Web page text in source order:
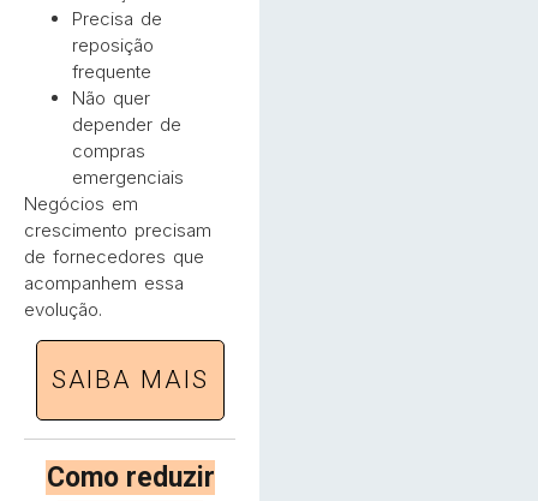
Precisa de
reposição
frequente
Não quer
depender de
compras
emergenciais
Negócios em
crescimento precisam
de fornecedores que
acompanhem essa
evolução.
SAIBA MAIS
Como reduzir